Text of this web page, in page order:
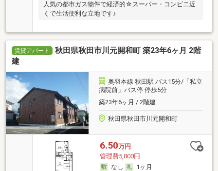
人気の都市ガス物件で経済的☆スーパー・コンビニ近
くで生活便利な立地です♪
賃貸アパート
秋田県秋田市川元開和町 築23年6ヶ月 2階
建
奥羽本線 秋田駅 バス15分/「私立
病院前」バス停 停歩5分
築23年6ヶ月 / 2階建
秋田県秋田市川元開和町
6.50万円
管理費5,000円
なし
1ヶ月